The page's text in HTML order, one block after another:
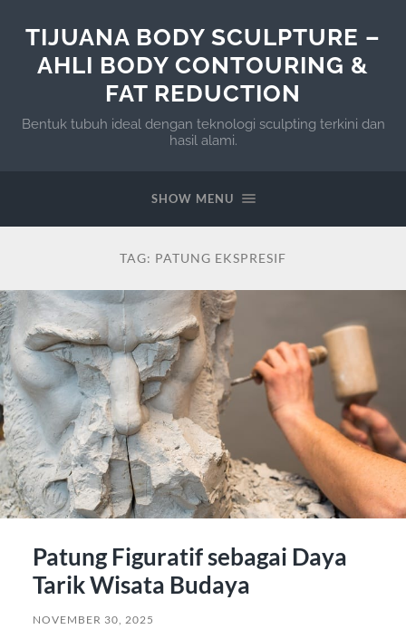
TIJUANA BODY SCULPTURE –
AHLI BODY CONTOURING &
FAT REDUCTION
Bentuk tubuh ideal dengan teknologi sculpting terkini dan
hasil alami.
SHOW MENU
TAG: PATUNG EKSPRESIF
Patung Figuratif sebagai Daya
Tarik Wisata Budaya
NOVEMBER 30, 2025